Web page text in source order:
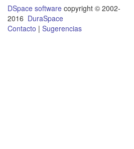
DSpace software copyright © 2002-
2016 DuraSpace
Contacto | Sugerencias